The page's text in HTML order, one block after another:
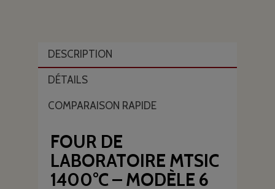
DESCRIPTION
DÉTAILS
COMPARAISON RAPIDE
FOUR DE
LABORATOIRE MTSIC
1400°C – MODÈLE 6